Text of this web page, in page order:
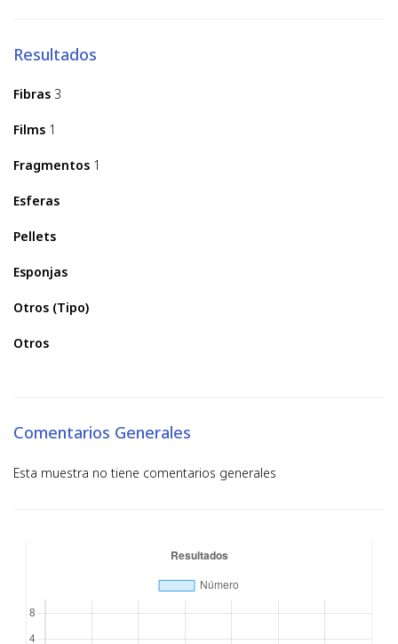
Resultados
Fibras 3
Films 1
Fragmentos 1
Esferas
Pellets
Esponjas
Otros (Tipo)
Otros
Comentarios Generales
Esta muestra no tiene comentarios generales